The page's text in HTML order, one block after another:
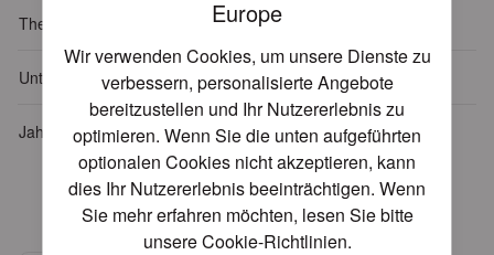
Europe
Wir verwenden Cookies, um unsere Dienste zu
verbessern, personalisierte Angebote
bereitzustellen und Ihr Nutzererlebnis zu
optimieren. Wenn Sie die unten aufgeführten
optionalen Cookies nicht akzeptieren, kann
dies Ihr Nutzererlebnis beeinträchtigen. Wenn
Sie mehr erfahren möchten, lesen Sie bitte
unsereCookie-Richtlinien.
Themen Essen - Trinken
Unterthema Oliven
Jahreszeit Sommer
Verwandte Produkte